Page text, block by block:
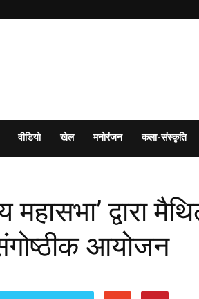
वीडियो खेल मनोरंजन कला-संस्कृति
महासभा’ द्वारा
आयोजन